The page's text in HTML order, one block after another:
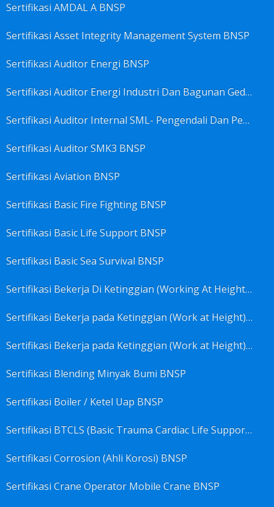
Sertifikasi AMDAL A BNSP
Sertifikasi Asset Integrity Management System BNSP
Sertifikasi Auditor Energi BNSP
Sertifikasi Auditor Energi Industri Dan Bagunan Gedung BNSP
Sertifikasi Auditor Internal SML- Pengendali Dan Penerapan SML- Perencana SML- Manajer SML- Pengendali Dokumen SML BNSP
Sertifikasi Auditor SMK3 BNSP
Sertifikasi Aviation BNSP
Sertifikasi Basic Fire Fighting BNSP
Sertifikasi Basic Life Support BNSP
Sertifikasi Basic Sea Survival BNSP
Sertifikasi Bekerja Di Ketinggian (Working At Height) BNSP
Sertifikasi Bekerja pada Ketinggian (Work at Height)-Competency person (TKPK-TK3) BNSP
Sertifikasi Bekerja pada Ketinggian (Work at Height)-Pekerja/Standby Person (TKBT-TK2) BNSP
Sertifikasi Blending Minyak Bumi BNSP
Sertifikasi Boiler / Ketel Uap BNSP
Sertifikasi BTCLS (Basic Trauma Cardiac Life Support) BNSP
Sertifikasi Corrosion (Ahli Korosi) BNSP
Sertifikasi Crane Operator Mobile Crane BNSP